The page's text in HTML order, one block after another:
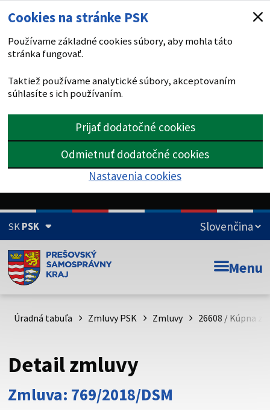
Cookies na stránke PSK
Používame základné cookies súbory, aby mohla táto
stránka fungovať.
Taktiež používame analytické súbory, akceptovaním
súhlasíte s ich používaním.
Prijať dodatočné cookies
Odmietnuť dodatočné cookies
Nastavenia cookies
SKPSK
Doména psk.sk je oficiálna
Toto je oficiálna webová stránka Prešovského
psk.sk.
Buďte pozorní a vždy sa uistite, že zdieľate informácie iba
cez zabezpečenú webovú stránku. Zabezpečená stránka
vždy začína https:// pred názvom domény webového sídla.
Menu
Úradná tabuľa Zmluvy PSK Zmluvy 26608 / Kúpna
Detail zmluvy
Zmluva: 769/2018/DSM